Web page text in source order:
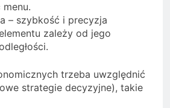
– szybkość i precyzja
zależy od jego
trzeba uwzględnić
strategie decyzyjne), takie